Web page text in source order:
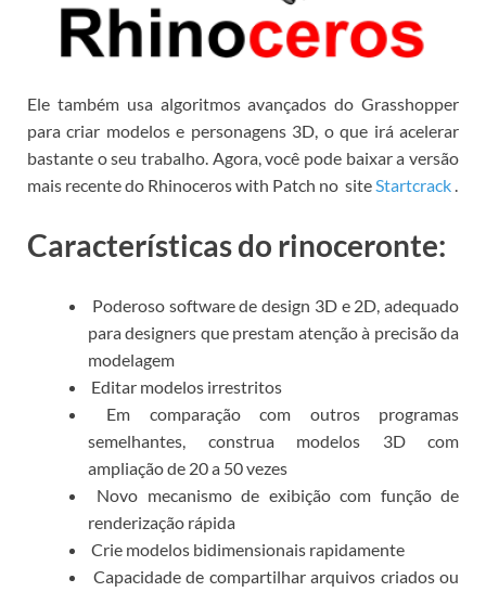
Ele também usa algoritmos avançados do Grasshopper
para criar modelos e personagens 3D, o que irá acelerar
bastante o seu trabalho. Agora, você pode baixar a versão
mais recente do Rhinoceros with Patch no siteStartcrack.
Características do rinoceronte:
Poderoso software de design 3D e 2D, adequado
para designers que prestam atenção à precisão da
modelagem
Editar modelos irrestritos
Em comparação com outros programas
semelhantes, construa modelos 3D com
ampliação de 20 a 50 vezes
Novo mecanismo de exibição com função de
renderização rápida
Crie modelos bidimensionais rapidamente
Capacidade de compartilhar arquivos criados ou